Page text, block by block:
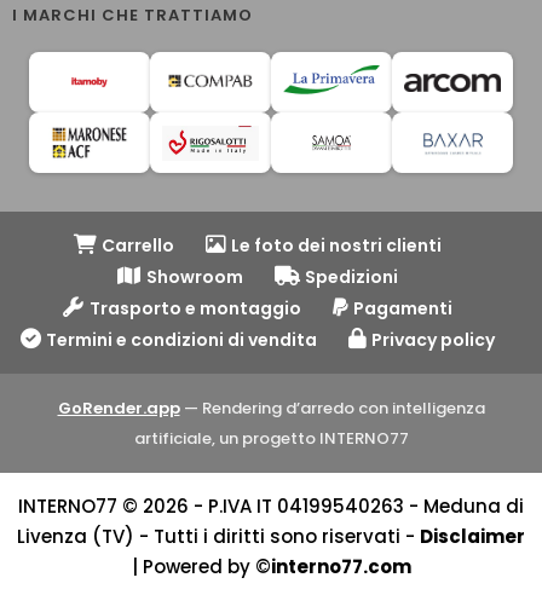
I MARCHI CHE TRATTIAMO
Carrello
Le foto dei nostri clienti
Showroom
Spedizioni
Trasporto e montaggio
Pagamenti
Termini e condizioni di vendita
Privacy policy
GoRender.app— Rendering d’arredo con intelligenza
artificiale, un progetto INTERNO77
INTERNO77 © 2026 - P.IVA IT 04199540263 - Meduna di
Livenza (TV) - Tutti i diritti sono riservati - Disclaimer
| Powered by ©interno77.com